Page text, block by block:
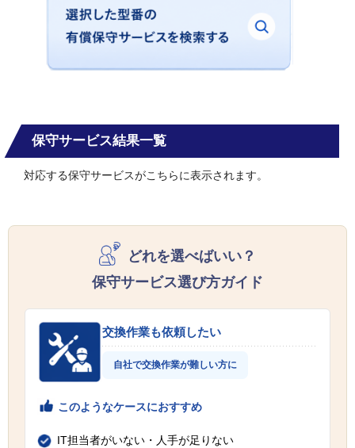
保守サービス結果一覧
対応する保守サービスがこちらに表示されます。
どれを選べばいい？
保守サービス選び方ガイド
交換作業も依頼したい
自社で交換作業が難しい方に
このようなケースにおすすめ
IT担当者がいない・人手が足りない